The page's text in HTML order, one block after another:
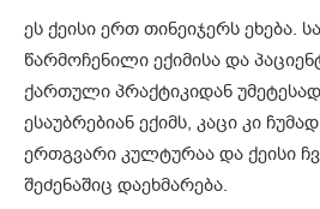
ეს ქეისი ერთ თინეიჯერს ეხება.
წარმოჩენილი ექიმისა და
ქართული პრაქტიკიდან
ესაუბრებიან ექიმს, კაცი კი
ერთგვარი კულტურაა და ქეისი
შეძენაშიც დაეხმარება.